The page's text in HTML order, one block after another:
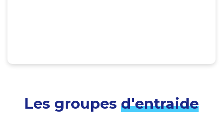
Les groupes d'entraide